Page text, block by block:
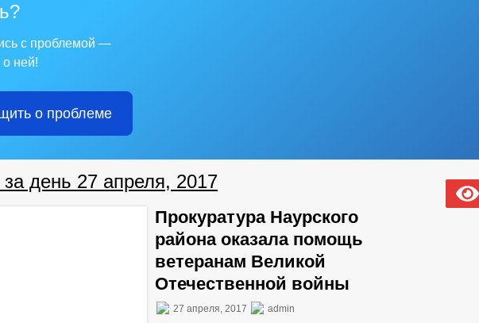
с проблемой —
ней!
о проблеме
день 27 апреля, 2017
Прокуратура Наурского
района оказала помощь
ветеранам Великой
Отечественной войны
27 апреля, 2017 admin